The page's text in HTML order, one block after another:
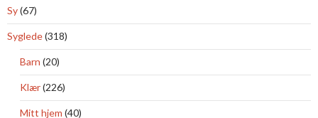
Sy(67)
Syglede(318)
Barn (20)
Klær(226)
Mitt hjem (40)